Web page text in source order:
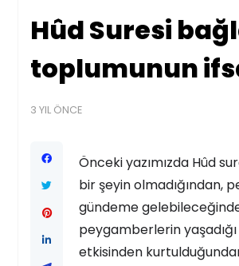
Hûd Suresi
toplumunun
3 YIL ÖNCE
Önceki yazımızda Hûd
bir şeyin olmadığından,
gündeme
peygamberlerin
etkisinden